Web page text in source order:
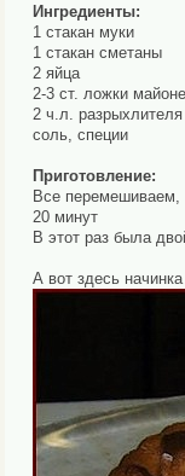
Ингредиенты:
1 стакан муки
1 стакан сметаны
2 яйца
2-3 ст. ложки
2 ч.л. разрыхлителя
соль, специи
Приготовление:
Все перемешиваем,
20 минут
В этот раз была
А вот здесь начинка